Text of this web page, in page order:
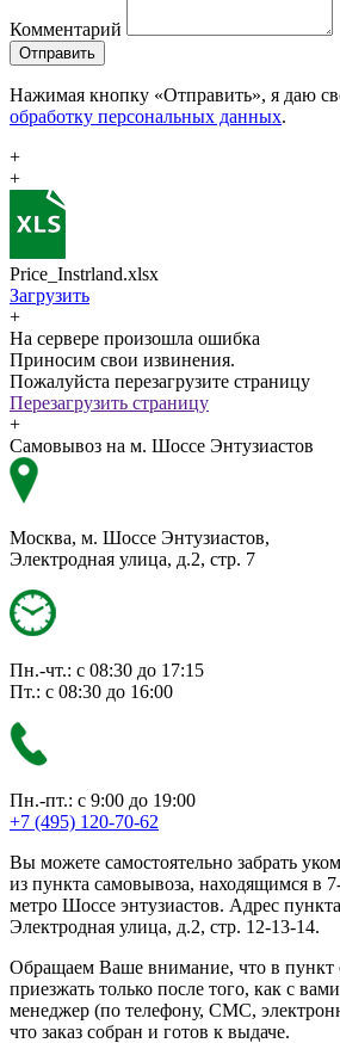
Комментарий
Отправить
Нажимая кнопку «Отправить», я даю
обработку персональных данных.
+
+
Price_Instrland.xlsx
Загрузить
+
На сервере произошла ошибка
Приносим свои извинения.
Пожалуйста перезагрузите страницу
Перезагрузить страницу
+
Самовывоз на м. Шоссе Энтузиастов
Москва, м. Шоссе Энтузиастов,
Электродная улица, д.2, стр. 7
Пн.-чт.: с 08:30 до 17:15
Пт.: с 08:30 до 16:00
Пн.-пт.: с 9:00 до 19:00
+7 (495) 120-70-62
Вы можете самостоятельно забрать
из пункта самовывоза, находящимся в
метро Шоссе энтузиастов. Адрес
Электродная улица, д.2, стр. 12-13-14.
Обращаем Ваше внимание, что в пункт
приезжать только после того, как с
менеджер (по телефону, СМС,
что заказ собран и готов к выдаче.